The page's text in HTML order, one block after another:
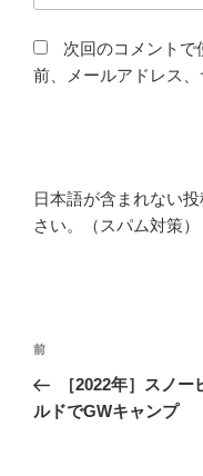
次回のコメントで
前、メールアドレス、
日本語が含まれない
さい。（スパム対策）
投
ナ
前
の
投
前
［2022年］スノ
ルドでGWキャンプ